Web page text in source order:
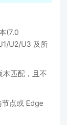
(7.0
U2/U3 及所
匹配，且不
点或 Edge